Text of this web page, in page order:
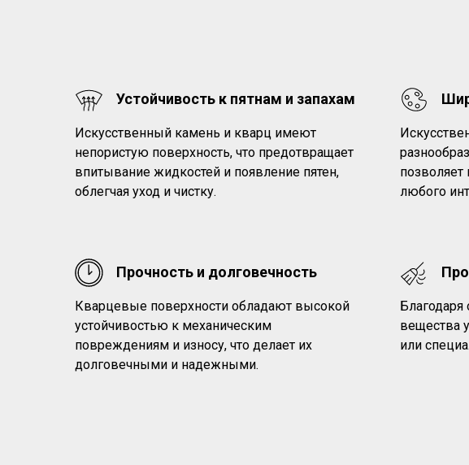
Устойчивость к пятнам и запахам
Искусственный камень и кварц имеют
непористую поверхность, что предотвращает
впитывание жидкостей и появление пятен,
облегчая уход и чистку.
любого
Прочность и долговечность
Кварцевые поверхности обладают высокой
устойчивостью к механическим
повреждениям и износу, что делает их
долговечными и надежными.
вещества
или